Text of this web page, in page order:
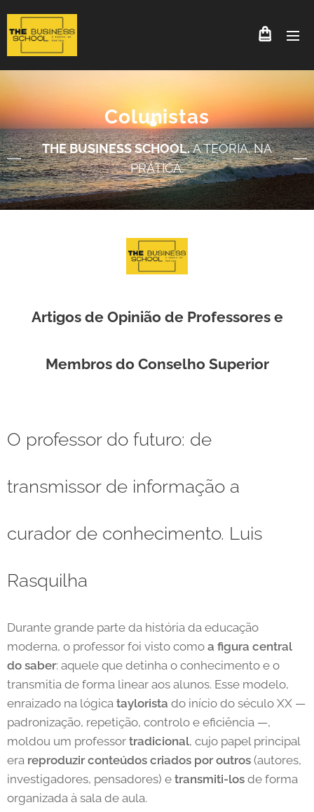
Colunistas
THE BUSINESS SCHOOL.A TEORIA. NA
PRÁTICA.
Artigos de Opinião de Professores e
Membros do Conselho Superior
O professor do futuro: de
transmissor de informação a
curador de conhecimento. Luis
Rasquilha
Durante grande parte da história da educação
moderna, o professor foi visto como a figura central
do saber: aquele que detinha o conhecimento e o
transmitia de forma linear aos alunos. Esse modelo,
enraizado na lógica taylorista do início do século XX —
padronização, repetição, controlo e eficiência —,
moldou um professor tradicional, cujo papel principal
era reproduzir conteúdos criados por outros (autores,
investigadores, pensadores) e transmiti-los de forma
organizada à sala de aula.